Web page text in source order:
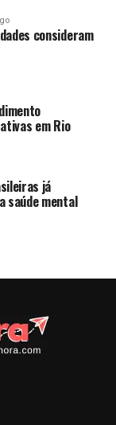
consideram
em Rio
já
saúde mental